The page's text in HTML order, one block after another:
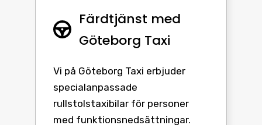
Färdtjänst med
Göteborg Taxi
Vi på Göteborg Taxi erbjuder
specialanpassade
rullstolstaxibilar för personer
med funktionsnedsättningar.